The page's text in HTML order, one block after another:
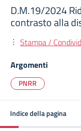
D.M.19/2024
contrasto alla
Stampa /
Argomenti
PNRR
Indice della pagina